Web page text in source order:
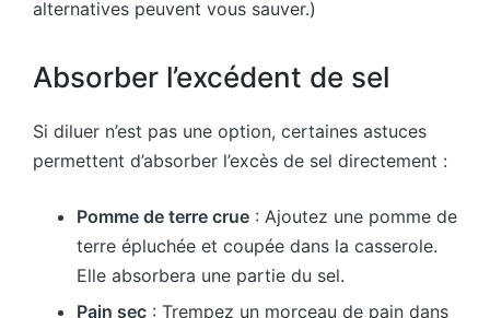
alternatives peuvent vous sauver.)
Absorber l’excédent de sel
Si diluer n’est pas une option, certaines astuces
permettent d’absorber l’excès de sel directement :
Pomme de terre crue : Ajoutez une pomme de
terre épluchée et coupée dans la casserole.
Elle absorbera une partie du sel.
Pain sec : Trempez un morceau de pain dans